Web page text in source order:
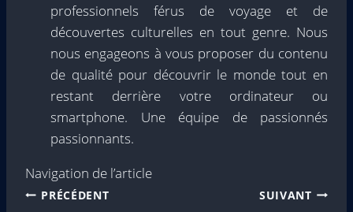
professionnels férus de voyage et de
découvertes culturelles en tout genre. Nous
nous engageons à vous proposer du contenu
de qualité pour découvrir le monde tout en
restant derrière votre ordinateur ou
smartphone. Une équipe de passionnés
passionnants.
Navigation de l’article
PRÉCÉDENT SUIVANT